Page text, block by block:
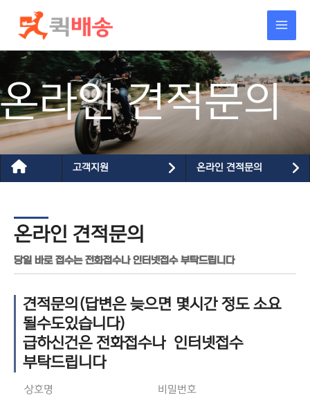
건너뛰기
온라인 견적문의
고객지원 온라인 견적문의
온라인 견적문의
당일 바로 접수는 전화접수나 인터넷접수 부탁드립니다
견적문의(답변은 늦으면 몇시간 정도 소요
될수도있습니다)
급하신건은 전화접수나 인터넷접수
부탁드립니다
상호명 비밀번호